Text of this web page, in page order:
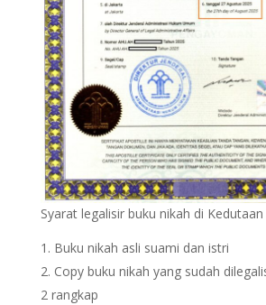
Syarat legalisir buku nikah di
Buku nikah asli suami dan istri
Copy buku nikah yang sudah
2 rangkap